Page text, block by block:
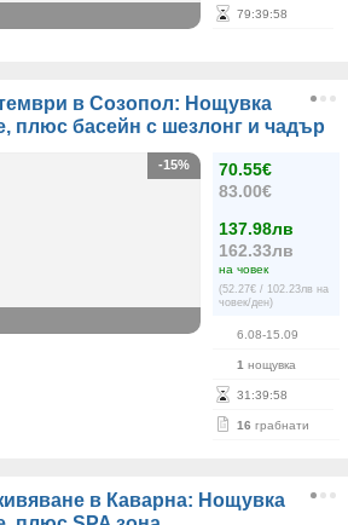
79:39:58
в Созопол: Нощувка
плюс басейн с шезлонг и чадър
70.55€
83.00€
137.98лв
162.33лв
на човек
(52.27€ / 102.23лв на
човек/ден)
6.08-15.09
1 нощувка
31 :39:58
16 грабнати
-15%
в Каварна: Нощувка